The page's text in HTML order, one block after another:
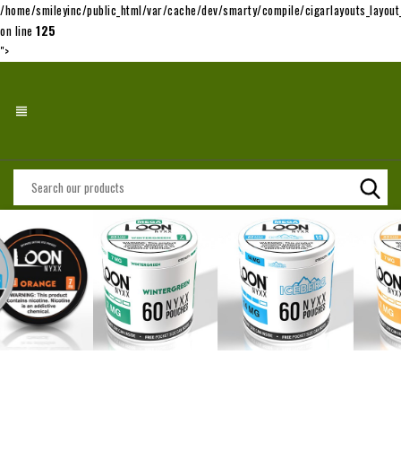
/home/smileyinc/public_html/var/cache/dev/smarty/compile/
on line 125
">
view_headline